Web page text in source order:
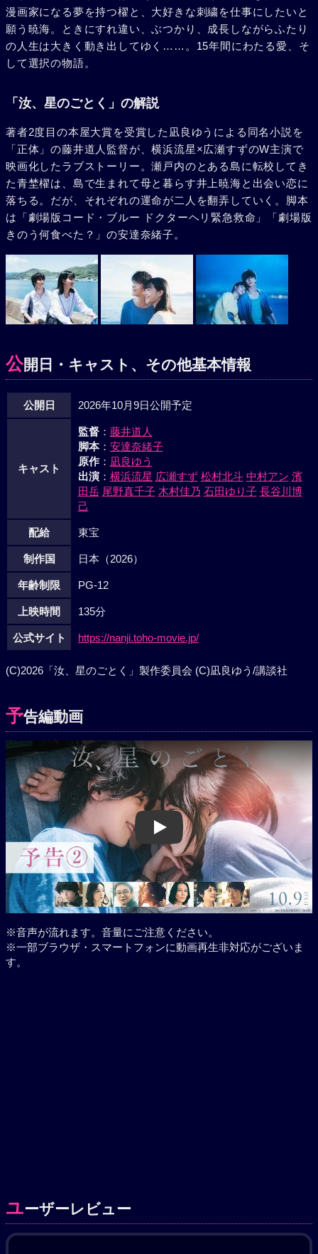
漫画家になる夢を持つ櫂と、大好きな刺繍を仕事にしたいと
願う暁海。ときにすれ違い、ぶつかり、成長しながらふたり
の人生は大きく動き出してゆく……。15年間にわたる愛、そ
して選択の物語。
「汝、星のごとく」の解説
著者2度目の本屋大賞を受賞した凪良ゆうによる同名小説を
「正体」の藤井道人監督が、横浜流星×広瀬すずのW主演で
映画化したラブストーリー。瀬戸内のとある島に転校してき
た青埜櫂は、島で生まれて母と暮らす井上暁海と出会い恋に
落ちる。だが、それぞれの運命が二人を翻弄していく。脚本
は「劇場版コード・ブルー ドクターヘリ緊急救命」「劇場版
きのう何食べた？」の安達奈緒子。
公開日・キャスト、その他基本情報
公開日 2026年10月9日公開予定
キャスト
監督： 藤井道人
脚本： 安達奈緒子
原作： 凪良ゆう
出演： 横浜流星 広瀬すず 松村北斗 中村アン 濱
田岳 尾野真千子 木村佳乃 石田ゆり子 長谷川博
己
配給 東宝
制作国 日本（2026）
年齢制限 PG-12
上映時間 135分
公式サイト https://nanji.toho-movie.jp/
(C)2026「汝、星のごとく」製作委員会 (C)凪良ゆう/講談社
予告編動画
Play
※音声が流れます。音量にご注意ください。
※一部ブラウザ・スマートフォンに動画再生非対応がございま
す。
ユーザーレビュー